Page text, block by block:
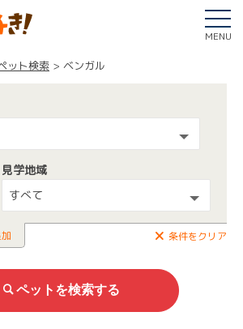
MENU
ット検索 ベンガル
見学地域
すべて
条件をクリア